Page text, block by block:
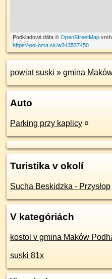
10 m
Podkladové dáta ©OpenStreetMap
https://poi.oma.sk/w343537450
powiat suski » gmina
Auto
Parking przy kaplicy ¤
Turistika v okolí
Sucha Beskidzka - Przysłop
V kategóriách
kostol v gmina Maków
suski 81x